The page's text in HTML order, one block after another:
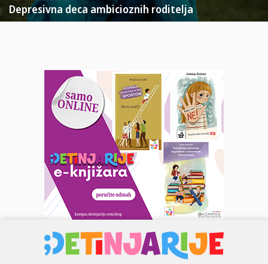
Depresivna deca ambicioznih roditelja